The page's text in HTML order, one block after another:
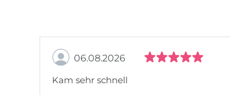
06.08.2026
Kam sehr schnell